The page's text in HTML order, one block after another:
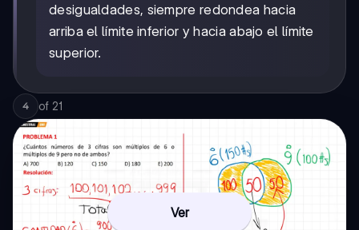
desigualdades, siempre redondea hacia
arriba el límite inferior y hacia abajo el límite
superior.
4 of 21
Ver